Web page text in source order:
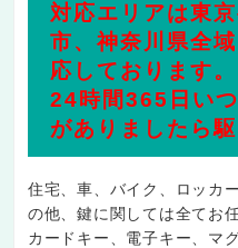
対応エリアは東
市、神奈川県全
応しております。
24時間365日 い
がありましたら駆
住宅、車、バイク、ロッカ
の他、鍵に関しては全てお
カードキー、電子キー、マ